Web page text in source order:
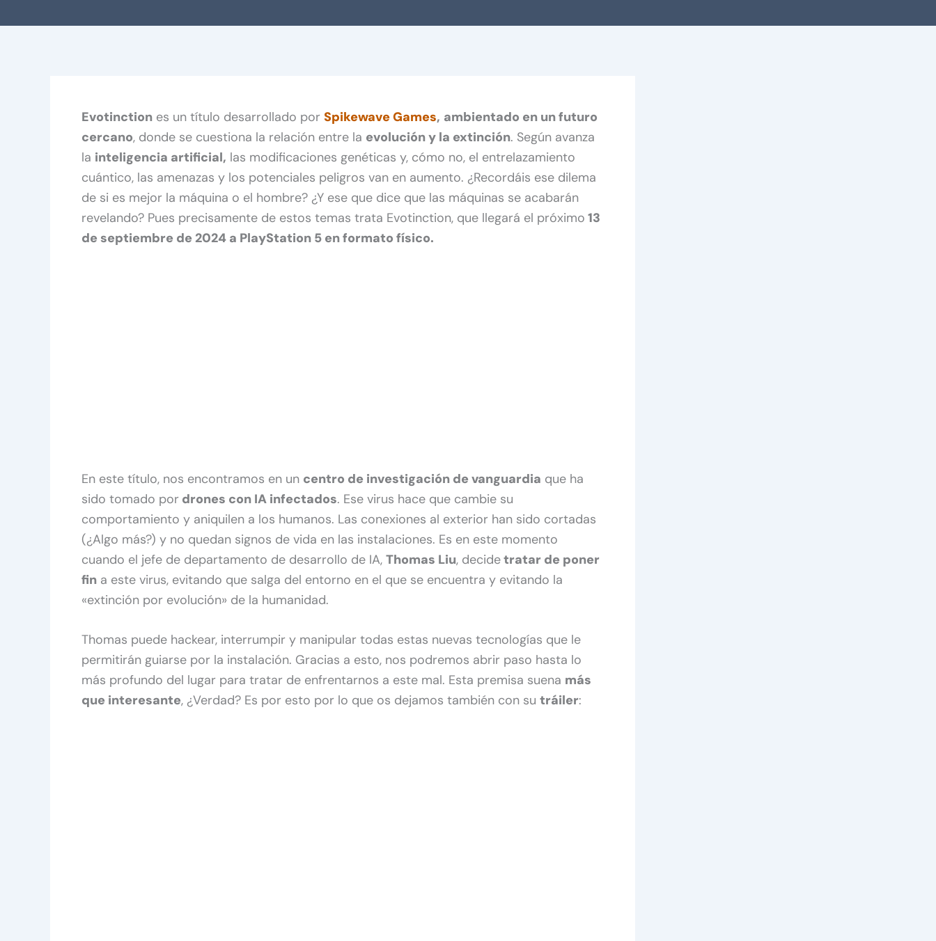
Evotinction es un título desarrollado por Spikewave Games, ambientado en un futuro
cercano, donde se cuestiona la relación entre la evolución y la extinción. Según avanza
la inteligencia artificial, las modificaciones genéticas y, cómo no, el entrelazamiento
cuántico, las amenazas y los potenciales peligros van en aumento. ¿Recordáis ese dilema
de si es mejor la máquina o el hombre? ¿Y ese que dice que las máquinas se acabarán
revelando? Pues precisamente de estos temas trata Evotinction, que llegará el próximo 13
de septiembre de 2024 a PlayStation 5 en formato físico.
En este título, nos encontramos en un centro de investigación de vanguardia que ha
sido tomado por drones con IA infectados. Ese virus hace que cambie su
comportamiento y aniquilen a los humanos. Las conexiones al exterior han sido cortadas
(¿Algo más?) y no quedan signos de vida en las instalaciones. Es en este momento
cuando el jefe de departamento de desarrollo de IA, Thomas Liu, decidetratar de poner
fin a este virus, evitando que salga del entorno en el que se encuentra y evitando la
«extinción por evolución» de la humanidad.
Thomas puede hackear, interrumpir y manipular todas estas nuevas tecnologías que le
permitirán guiarse por la instalación. Gracias a esto, nos podremos abrir paso hasta lo
más profundo del lugar para tratar de enfrentarnos a este mal. Esta premisa suena más
que interesante, ¿Verdad? Es por esto por lo que os dejamos también con su tráiler: